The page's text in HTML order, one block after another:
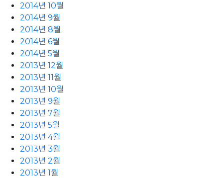
2014년 10월
2014년 9월
2014년 8월
2014년 6월
2014년 5월
2013년 12월
2013년 11월
2013년 10월
2013년 9월
2013년 7월
2013년 5월
2013년 4월
2013년 3월
2013년 2월
2013년 1월